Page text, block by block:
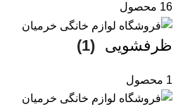
16 محصول
ظرفشویی (1)
1 محصول